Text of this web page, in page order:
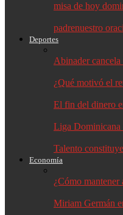
misa de hoy
padrenuestro
Deportes
Abinader
¿Qué motivó el
El fin del dinero
Liga Dominicana
Talento
Economía
¿Cómo mantener
Miriam Germán